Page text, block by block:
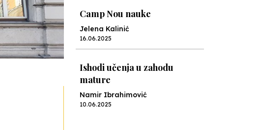
Camp Nou nauke
Jelena Kalinić
16.06.2025
Ishodi učenja u zahodu
mature
Namir Ibrahimović
10.06.2025